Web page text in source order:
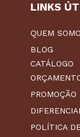
LINKS
QUEM
BLOG
CATÁLOGO
PROMOÇÃO
POLÍTICA